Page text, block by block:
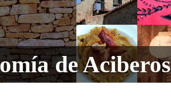
de Aciberos